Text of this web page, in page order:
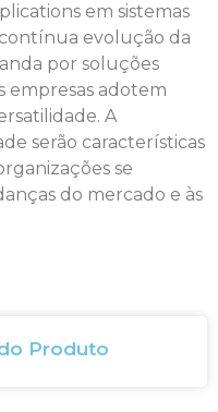
em sistemas
evolução da
por soluções
empresas adotem
A
serão características
se
do mercado e às
Produto